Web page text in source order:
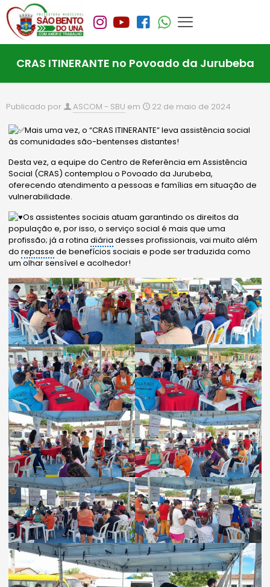
CRAS ITINERANTE no Povoado da Jurubeba
Publicado por ASCOM - SBU em 22 de maio de 2024
Mais uma vez, o “CRAS ITINERANTE” leva assistência social
às comunidades são-bentenses distantes!
Desta vez, a equipe do Centro de Referência em Assistência
Social (CRAS) contemplou o Povoado da Jurubeba,
oferecendo atendimento a pessoas e famílias em situação de
vulnerabilidade.
Os assistentes sociais atuam garantindo os direitos da
população e, por isso, o serviço social é mais que uma
profissão; já a rotinadiária desses profissionais, vai muito além
dorepasse de benefícios sociais e pode ser traduzida como
um olhar sensível e acolhedor!